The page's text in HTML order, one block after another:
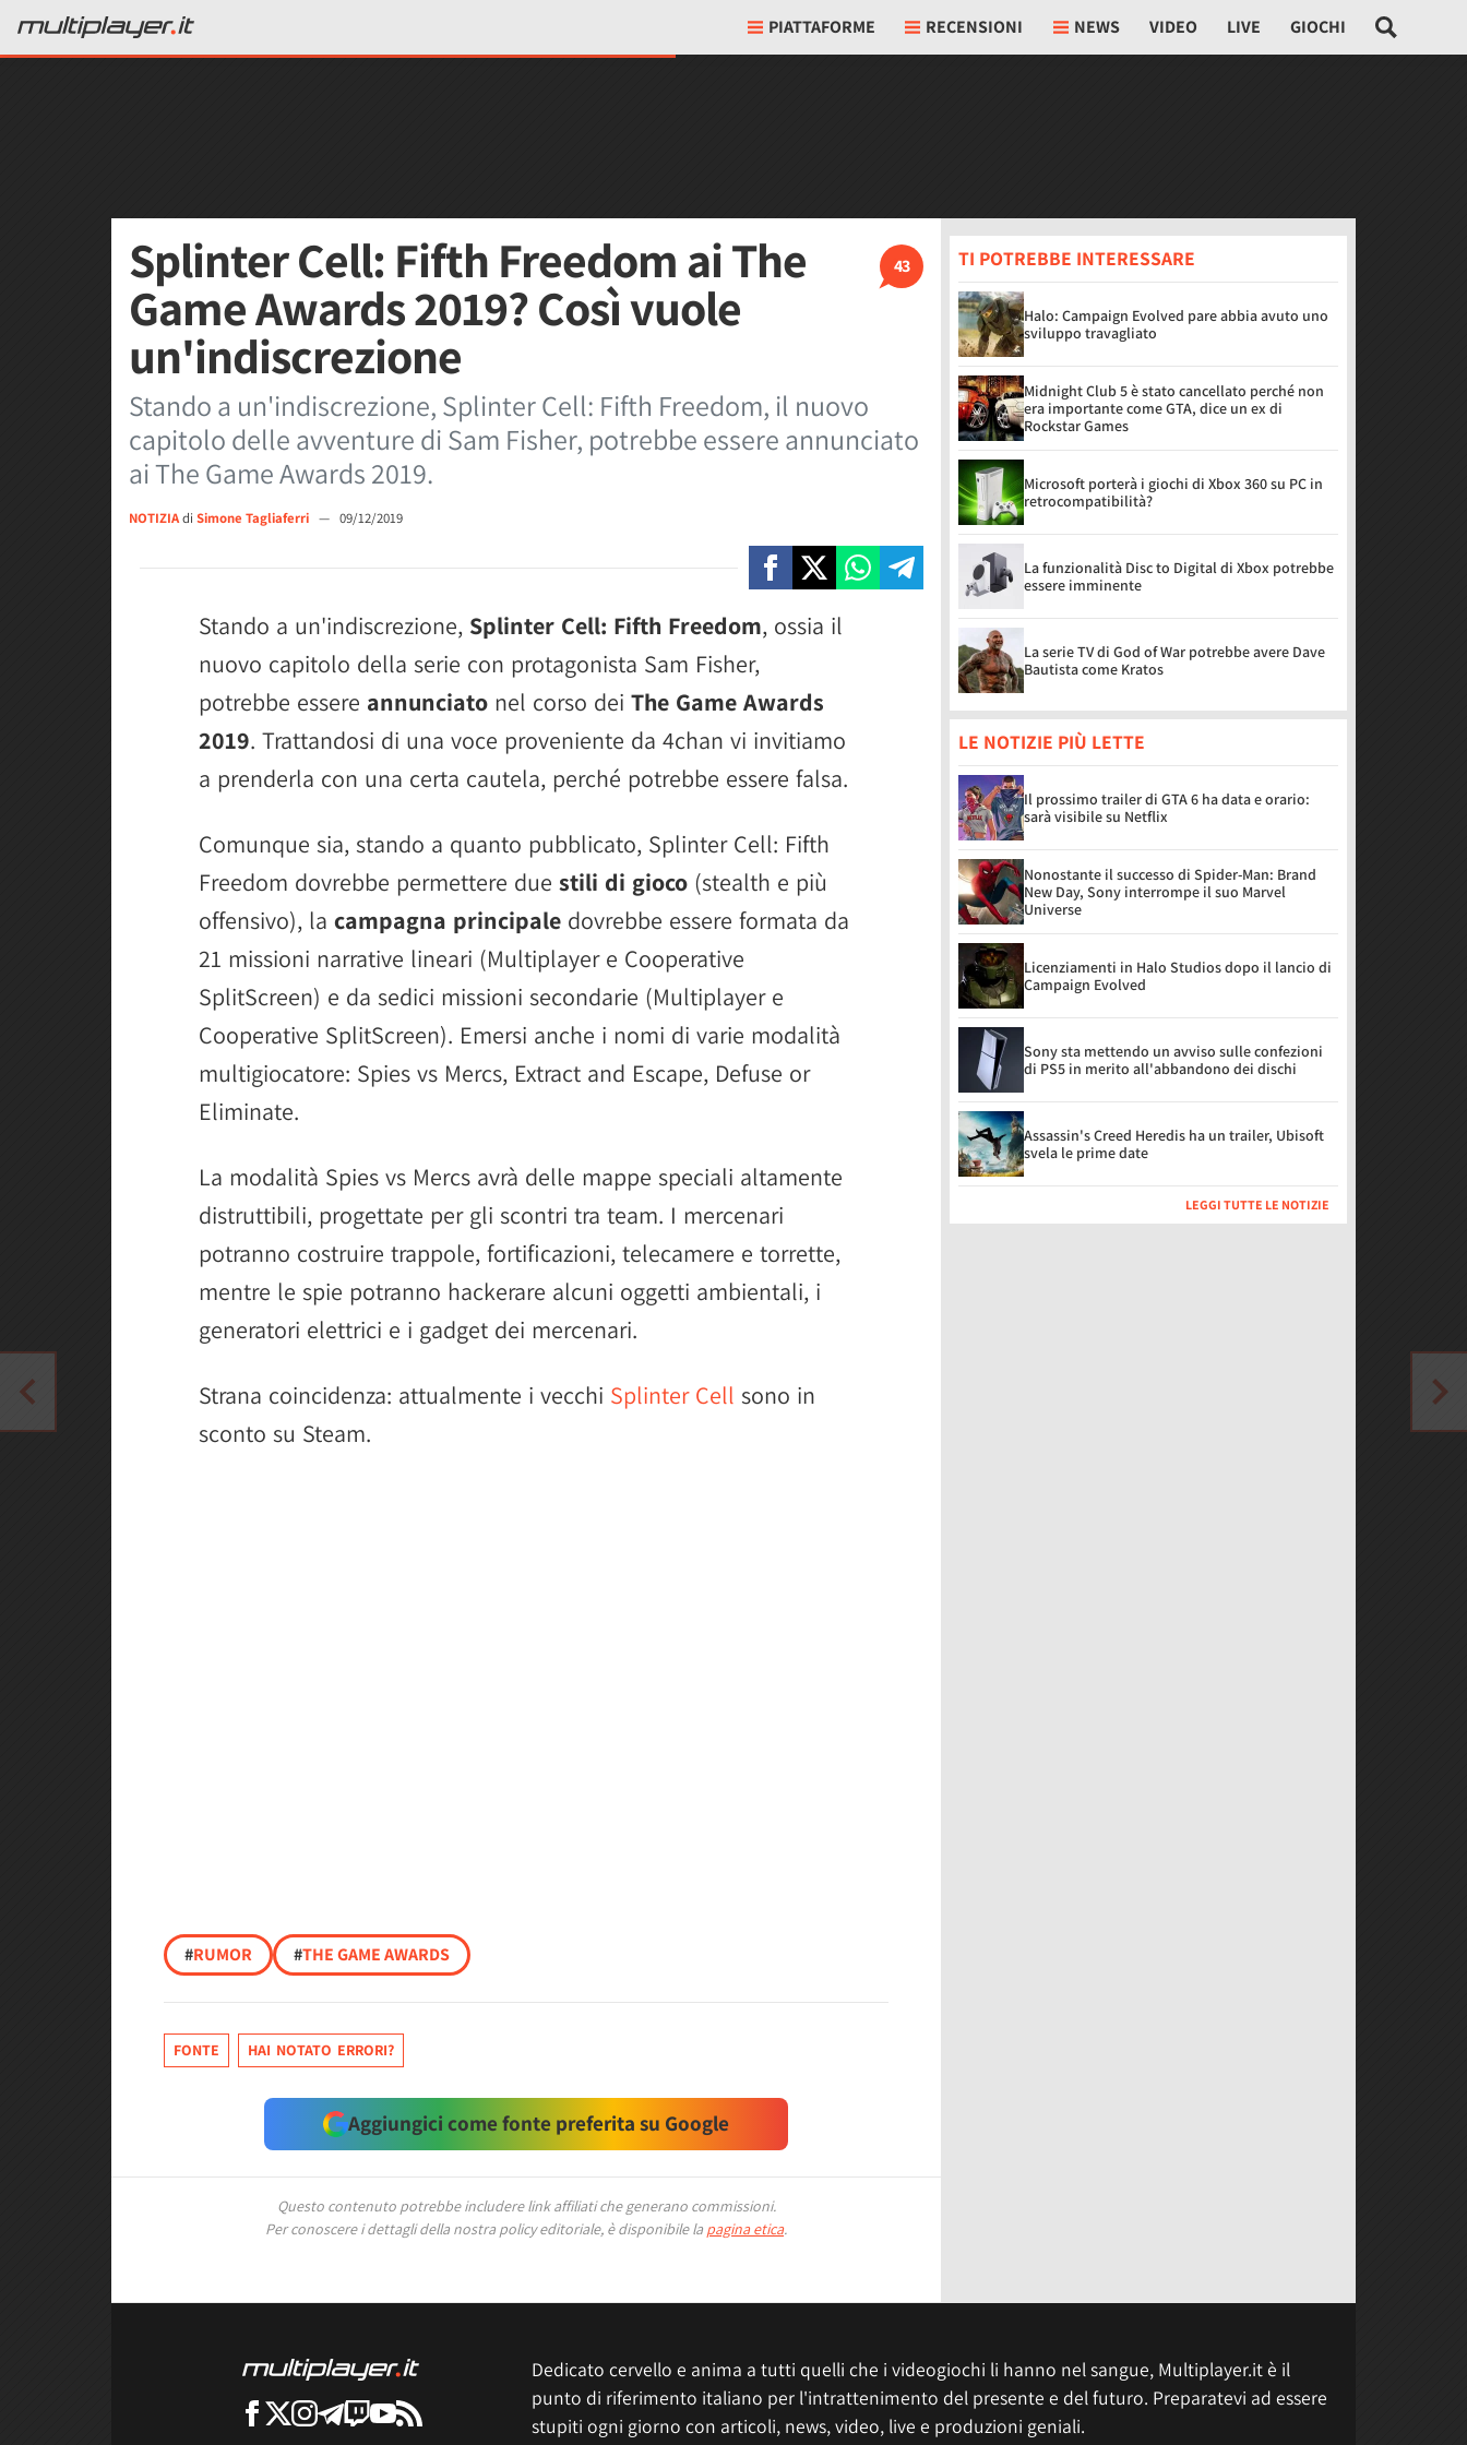
PIATTAFORME RECENSIONI NEWS VIDEO LIVE GIOCHI
43
Splinter Cell: Fifth Freedom ai The
Game Awards 2019? Così vuole
un'indiscrezione
Stando a un'indiscrezione, Splinter Cell: Fifth Freedom, il nuovo
capitolo delle avventure di Sam Fisher, potrebbe essere annunciato
ai The Game Awards 2019.
NOTIZIAdi Simone Tagliaferri — 09/12/2019
Stando a un'indiscrezione, Splinter Cell: Fifth Freedom, ossia il
nuovo capitolo della serie con protagonista Sam Fisher,
potrebbe essere annunciato nel corso dei The Game Awards
2019. Trattandosi di una voce proveniente da 4chan vi invitiamo
a prenderla con una certa cautela, perché potrebbe essere falsa.
Comunque sia, stando a quanto pubblicato, Splinter Cell: Fifth
Freedom dovrebbe permettere due stili di gioco (stealth e più
offensivo), la campagna principale dovrebbe essere formata da
21 missioni narrative lineari (Multiplayer e Cooperative
SplitScreen) e da sedici missioni secondarie (Multiplayer e
Cooperative SplitScreen). Emersi anche i nomi di varie modalità
multigiocatore: Spies vs Mercs, Extract and Escape, Defuse or
Eliminate.
La modalità Spies vs Mercs avrà delle mappe speciali altamente
distruttibili, progettate per gli scontri tra team. I mercenari
potranno costruire trappole, fortificazioni, telecamere e torrette,
mentre le spie potranno hackerare alcuni oggetti ambientali, i
generatori elettrici e i gadget dei mercenari.
Strana coincidenza: attualmente i vecchi Splinter Cell sono in
sconto su Steam.
#RUMOR #THE GAME AWARDS
FONTE HAI NOTATO ERRORI?
Aggiungici come fonte preferita su Google
Questo contenuto potrebbe includere link affiliati che generano commissioni.
Per conoscere i dettagli della nostra policy editoriale, è disponibile la pagina etica.
TI POTREBBE INTERESSARE
Halo: Campaign Evolved pare abbia avuto uno
sviluppo travagliato
Midnight Club 5 è stato cancellato perché non
era importante come GTA, dice un ex di
Rockstar Games
Microsoft porterà i giochi di Xbox 360 su PC in
retrocompatibilità?
La funzionalità Disc to Digital di Xbox potrebbe
essere imminente
La serie TV di God of War potrebbe avere Dave
Bautista come Kratos
LE NOTIZIE PIÙ LETTE
Il prossimo trailer di GTA 6 ha data e orario:
sarà visibile su Netflix
Nonostante il successo di Spider-Man: Brand
New Day, Sony interrompe il suo Marvel
Universe
Licenziamenti in Halo Studios dopo il lancio di
Campaign Evolved
Sony sta mettendo un avviso sulle confezioni
di PS5 in merito all'abbandono dei dischi
Assassin's Creed Heredis ha un trailer, Ubisoft
svela le prime date
LEGGI TUTTE LE NOTIZIE
Dedicato cervello e anima a tutti quelli che i videogiochi li hanno nel sangue, Multiplayer.it è il
punto di riferimento italiano per l'intrattenimento del presente e del futuro. Preparatevi ad essere
stupiti ogni giorno con articoli, news, video, live e produzioni geniali.